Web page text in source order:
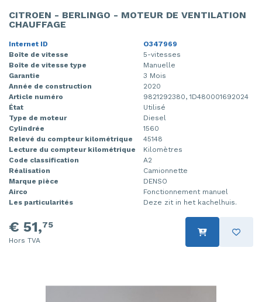
CITROEN - BERLINGO - MOTEUR DE VENTILATION
CHAUFFAGE
Internet ID
O347969
Boîte de vitesse
5-vitesses
Boîte de vitesse type
Manuelle
Garantie
3 Mois
Année de construction
2020
Article numéro
9821292380, 1D480001692024
État
Utilisé
Type de moteur
Diesel
Cylindrée
1560
Relevé du compteur kilométrique
45148
Lecture du compteur kilométrique
Kilomètres
Code classification
A2
Réalisation
Camionnette
Marque pièce
DENSO
Airco
Fonctionnement manuel
Les particularités
Deze zit in het kachelhuis.
€ 51,75
Hors TVA